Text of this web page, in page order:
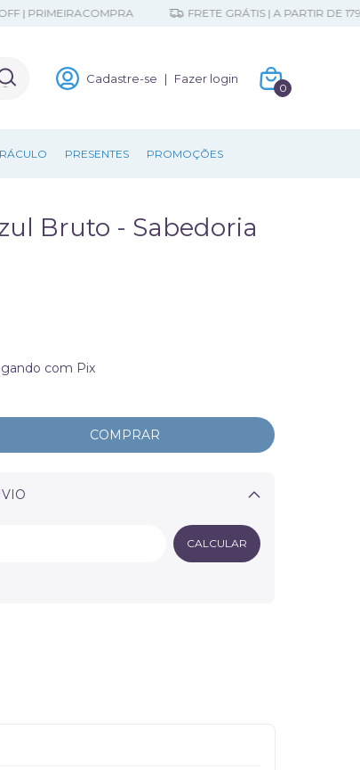
FRETE GRÁTIS | A PARTIR DE 179,90
Cadastre-se | Fazer login
0
PRESENTES PROMOÇÕES
Bruto - Sabedoria
com Pix
Alterar CEP
CALCULAR